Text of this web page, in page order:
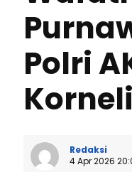
Polri
Redaksi
4 Apr 2026